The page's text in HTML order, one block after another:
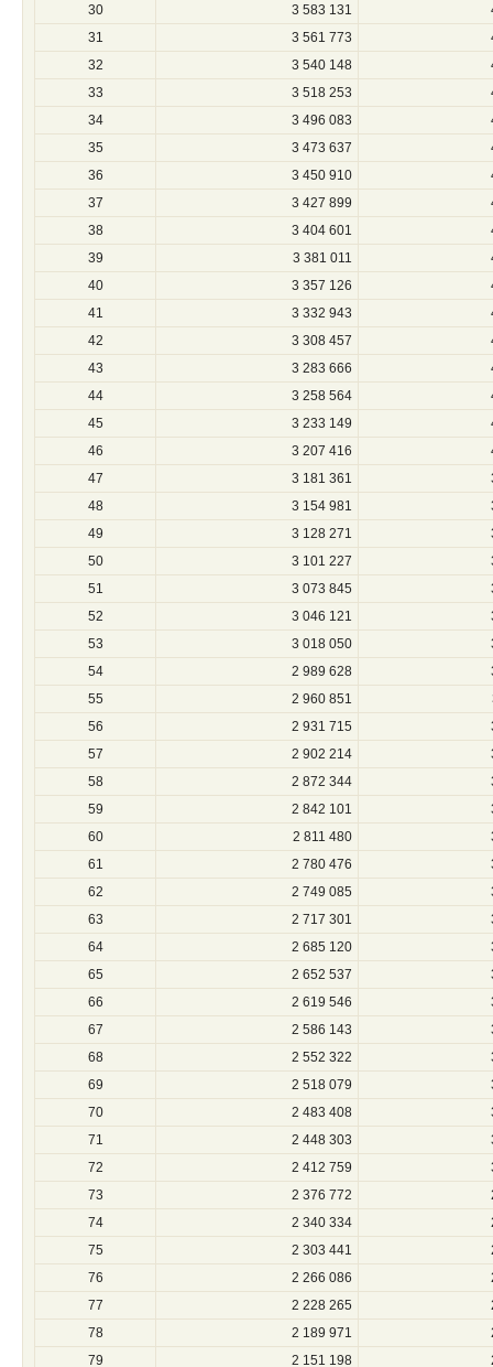
30
3 583 131
31
3 561 773
32
3 540 148
33
3 518 253
34
3 496 083
35
3 473 637
36
3 450 910
37
3 427 899
38
3 404 601
39
3 381 011
40
3 357 126
41
3 332 943
42
3 308 457
43
3 283 666
44
3 258 564
45
3 233 149
46
3 207 416
47
3 181 361
48
3 154 981
49
3 128 271
50
3 101 227
51
3 073 845
52
3 046 121
53
3 018 050
54
2 989 628
55
2 960 851
56
2 931 715
57
2 902 214
58
2 872 344
59
2 842 101
60
2 811 480
61
2 780 476
62
2 749 085
63
2 717 301
64
2 685 120
65
2 652 537
66
2 619 546
67
2 586 143
68
2 552 322
69
2 518 079
70
2 483 408
71
2 448 303
72
2 412 759
73
2 376 772
74
2 340 334
75
2 303 441
76
2 266 086
77
2 228 265
78
2 189 971
79
2 151 198